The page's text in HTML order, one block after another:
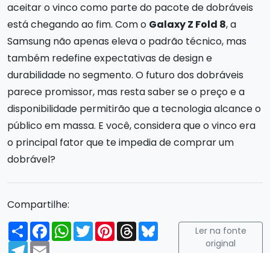
aceitar o vinco como parte do pacote de dobráveis
está chegando ao fim. Com o Galaxy Z Fold 8, a
Samsung não apenas eleva o padrão técnico, mas
também redefine expectativas de design e
durabilidade no segmento. O futuro dos dobráveis
parece promissor, mas resta saber se o preço e a
disponibilidade permitirão que a tecnologia alcance o
público em massa. E você, considera que o vinco era
o principal fator que te impedia de comprar um
dobrável?
Compartilhe:
Compartilhar
FacebookWhatsApp
TwitterPinterest
ThreadsBluesky
Telegram
Email
Ler na fonte
original